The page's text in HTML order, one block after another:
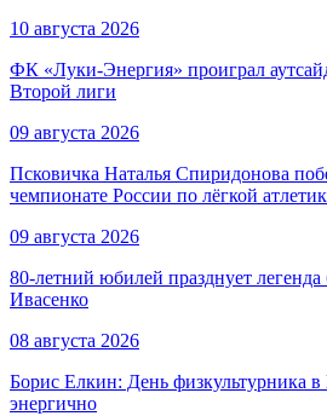
10 августа 2026
ФК «Луки-Энергия» проиграл
Второй лиги
09 августа 2026
Псковичка Наталья Спиридонова
чемпионате России по лёгкой
09 августа 2026
80-летний юбилей празднует
Ивасенко
08 августа 2026
Борис Елкин: День физкультурника
энергично